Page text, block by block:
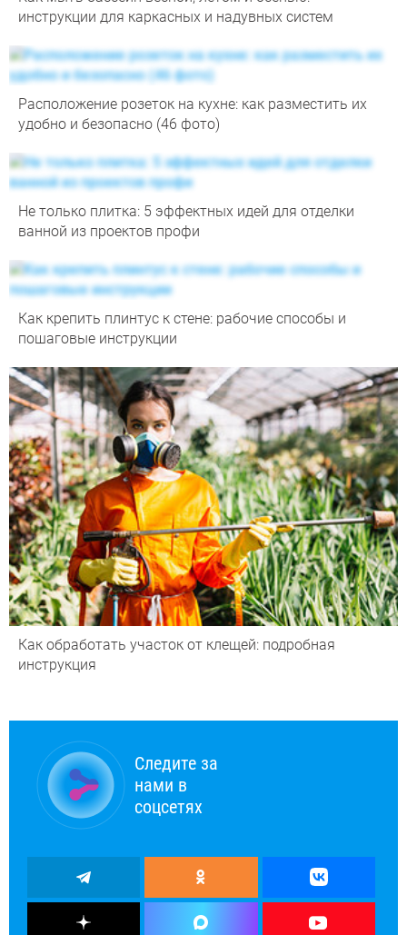
инструкции для каркасных и надувных систем
Расположение розеток на кухне: как разместить их
удобно и безопасно (46 фото)
Не только плитка: 5 эффектных идей для отделки
ванной из проектов профи
Как крепить плинтус к стене: рабочие способы и
пошаговые инструкции
Как обработать участок от клещей: подробная
инструкция
Следите за
нами в
соцсетях